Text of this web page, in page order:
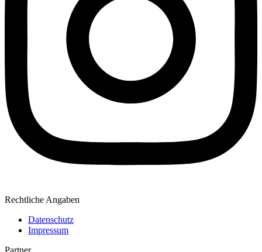
Rechtliche Angaben
Datenschutz
Impressum